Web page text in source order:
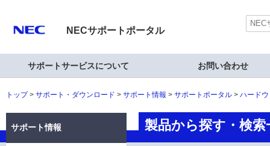
NECサポートポータル
サポートサービスについて お問い合わせ
トップ サポート・ダウンロード サポート情報 サポートポータル ハード
製品から探す・検
サポート情報